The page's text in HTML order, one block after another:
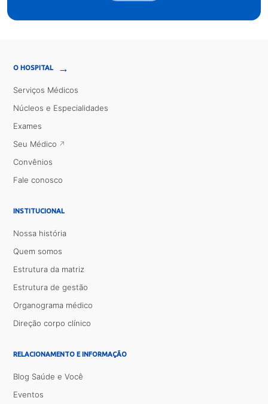
O HOSPITAL →
Serviços Médicos
Núcleos e Especialidades
Exames
Seu Médico
Convênios
Fale conosco
INSTITUCIONAL
Nossa história
Quem somos
Estrutura da matriz
Estrutura de gestão
Organograma médico
Direção corpo clínico
RELACIONAMENTO E INFORMAÇÃO
Blog Saúde e Você
Eventos